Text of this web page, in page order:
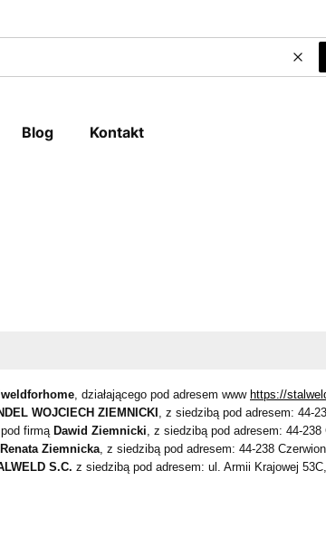
Blog Kontakt
, działającego pod adresem www https://
WOJCIECH ZIEMNICKI , z siedzibą pod adresem: 44-
firmą Dawid Ziemnicki , z siedzibą pod adresem: 44-
Renata Ziemnicka , z siedzibą pod adresem: 44-238
S.C. z siedzibą pod adresem: ul. Armii Krajowej